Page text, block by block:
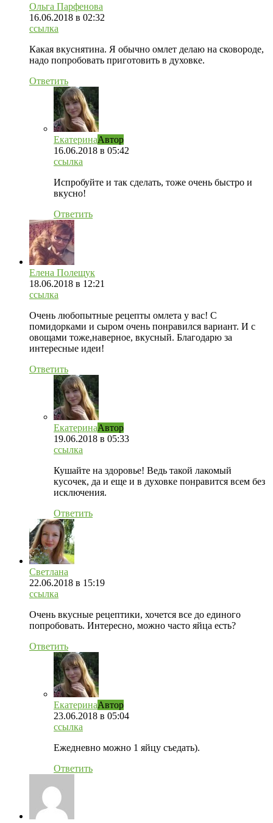
Ольга Парфенова
16.06.2018 в 02:32
ссылка
Какая вкуснятина. Я обычно омлет делаю на сковороде,
надо попробовать приготовить в духовке.
Ответить
ЕкатеринаАвтор
16.06.2018 в 05:42
ссылка
Испробуйте и так сделать, тоже очень быстро и
вкусно!
Ответить
Елена Полещук
18.06.2018 в 12:21
ссылка
Очень любопытные рецепты омлета у вас! С
помидорками и сыром очень понравился вариант. И с
овощами тоже,наверное, вкусный. Благодарю за
интересные идеи!
Ответить
ЕкатеринаАвтор
19.06.2018 в 05:33
ссылка
Кушайте на здоровье! Ведь такой лакомый
кусочек, да и еще и в духовке понравится всем без
исключения.
Ответить
Светлана
22.06.2018 в 15:19
ссылка
Очень вкусные рецептики, хочется все до единого
попробовать. Интересно, можно часто яйца есть?
Ответить
ЕкатеринаАвтор
23.06.2018 в 05:04
ссылка
Ежедневно можно 1 яйцу съедать).
Ответить